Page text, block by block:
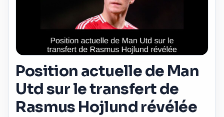
Position actuelle de Man
Utd sur le transfert de
Rasmus Hojlund révélée